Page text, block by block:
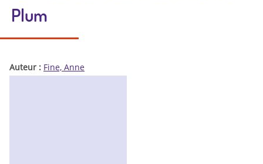
Plum
Auteur : Fine, Anne